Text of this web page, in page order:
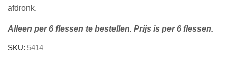
afdronk.
Alleen per 6 flessen te bestellen. Prijs is per 6 flessen.
SKU: 5414